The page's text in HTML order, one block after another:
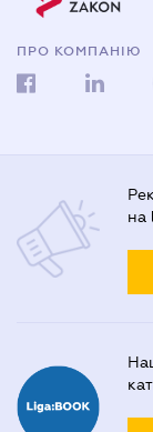
ПРО КОМПАНІЮ
на